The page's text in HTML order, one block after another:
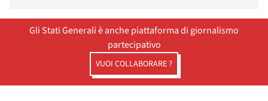
Gli Stati Generali è anche piattaforma di giornalismo
partecipativo
VUOI COLLABORARE ?